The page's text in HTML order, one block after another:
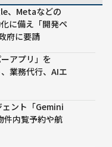
、Metaなどの
に備え「開発ペ
府に要請
アプリ」を
業務代行、AIエ
ント「Gemini
内覧予約や航